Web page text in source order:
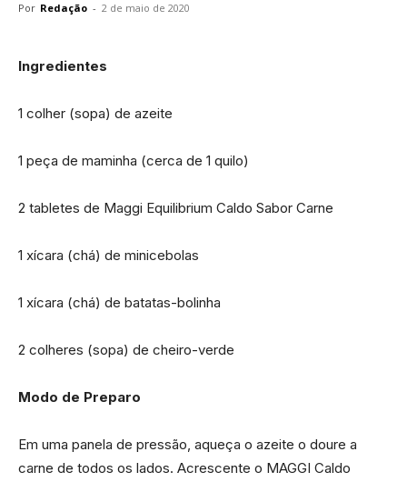
Por Redação - 2 de maio de 2020
Ingredientes
1 colher (sopa) de azeite
1 peça de maminha (cerca de 1 quilo)
2 tabletes de Maggi Equilibrium Caldo Sabor Carne
1 xícara (chá) de minicebolas
1 xícara (chá) de batatas-bolinha
2 colheres (sopa) de cheiro-verde
Modo de Preparo
Em uma panela de pressão, aqueça o azeite o doure a
carne de todos os lados. Acrescente o MAGGI Caldo